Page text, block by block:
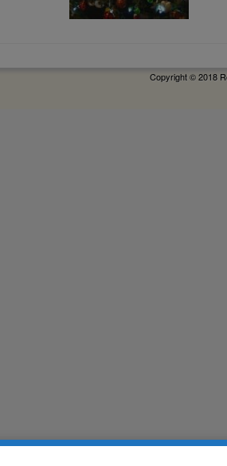
Copyright © 2018